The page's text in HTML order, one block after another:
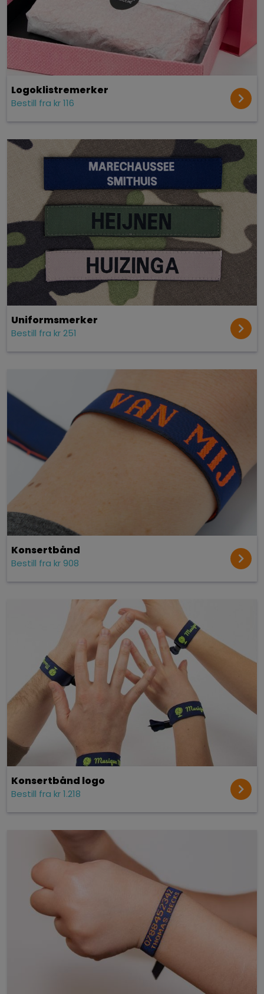
Logoklistremerker
Bestill fra kr 116
Uniformsmerker
Bestill fra kr 251
Konsert­bånd
Bestill fra kr 908
Konsert­bånd logo
Bestill fra kr 1.218